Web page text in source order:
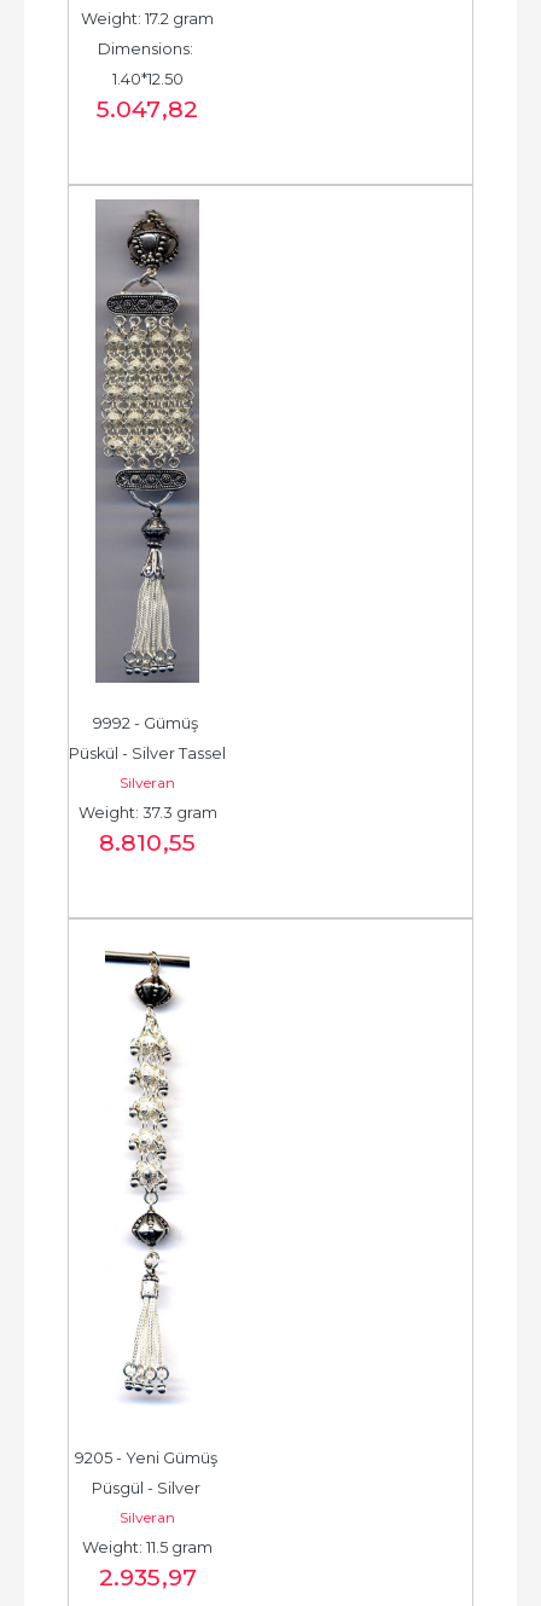
جديدة - الخرزة...
Weight: 17.2 gram
Dimensions:
1.40*12.50
5.047,82
9992 - Gümüş
Püskül - Silver Tassel
الخرزة الفضية...
Silveran
Weight: 37.3 gram
8.810,55
9205 - Yeni Gümüş
Püsgül - Silver
Tassel -  شرابة فضية
جديدة - الخرزة...
Silveran
Weight: 11.5 gram
2.935,97